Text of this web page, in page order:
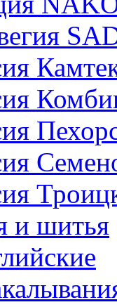
и шитья